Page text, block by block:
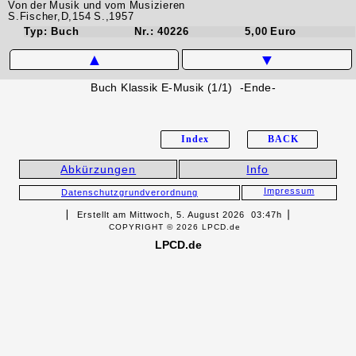
Von der Musik und vom Musizieren
S.Fischer,D,154 S.,1957
Typ: Buch
Nr.: 40226 5,00 Euro
▲ ▼
Buch Klassik E-Musik (1/1) -Ende-
Index BACK
Abkürzungen Info
Datenschutzgrundverordnung Impressum
▏ Erstellt am Mittwoch, 5. August 2026 03:47h▕
COPYRIGHT © 2026 LPCD.de
LPCD.de